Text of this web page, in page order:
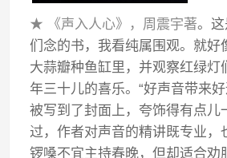
★ 《声入人心》，周震宇著。
们念的书，我看纯属围观。就好
大蒜瓣种鱼缸里，并观察红绿灯
年三十儿的喜乐。“好声音带来
被写到了封面上，夸饰得有点儿
过，作者对声音的精讲既专业，
锣嗓不宜主持春晚，但却适合劝